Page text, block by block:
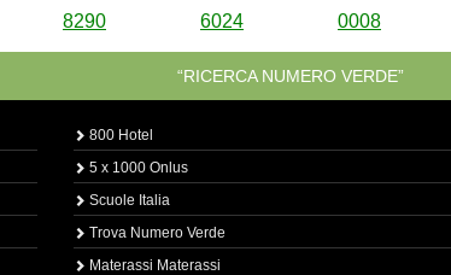
8290 6024 0008
“RICERCA NUMERO VERDE”
800 Hotel
5 x 1000 Onlus
Scuole Italia
Trova Numero Verde
Materassi Materassi